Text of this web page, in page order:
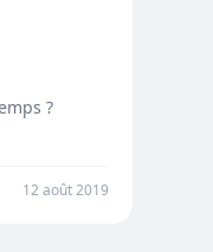
?
12 août 2019